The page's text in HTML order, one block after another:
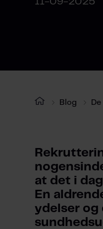
Blog
at det i
En
ydelser